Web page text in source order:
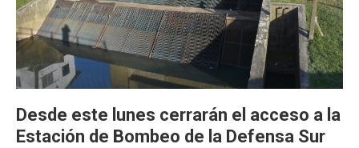
Desde este lunes cerrarán el acceso a la
Estación de Bombeo de la Defensa Sur